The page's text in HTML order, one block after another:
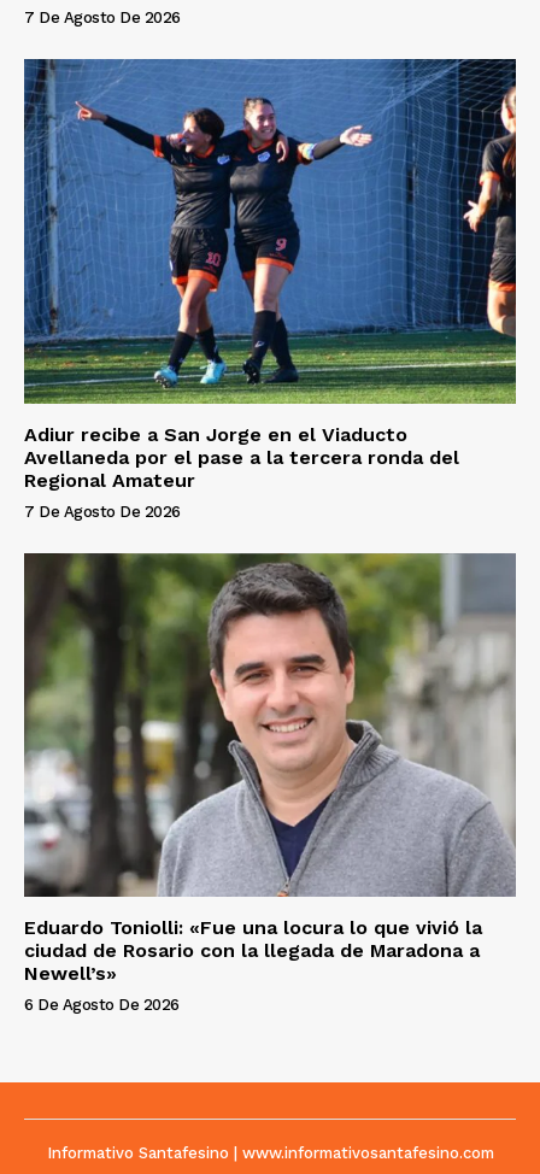
7 De Agosto De 2026
Adiur recibe a San Jorge en el Viaducto
Avellaneda por el pase a la tercera ronda del
Regional Amateur
7 De Agosto De 2026
Eduardo Toniolli: «Fue una locura lo que vivió la
ciudad de Rosario con la llegada de Maradona a
Newell’s»
6 De Agosto De 2026
Informativo Santafesino | www.informativosantafesino.com